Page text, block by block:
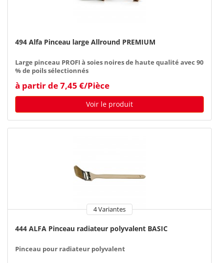
494 Alfa Pinceau large Allround PREMIUM
Large pinceau PROFI à soies noires de haute qualité avec 90
% de poils sélectionnés
à partir de 7,45 €/Pièce
Voir le produit
4 Variantes
444 ALFA Pinceau radiateur polyvalent BASIC
Pinceau pour radiateur polyvalent